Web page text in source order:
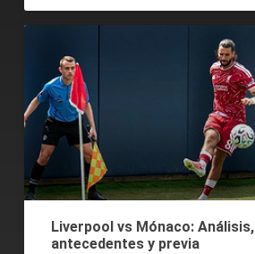
Liverpool vs Mónaco: Análisis,
antecedentes y previa